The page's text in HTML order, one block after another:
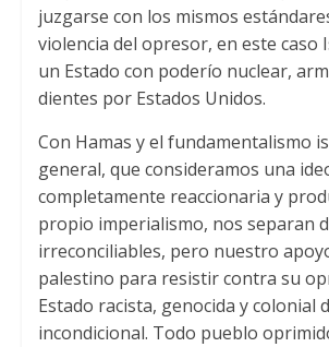
juzgarse con los mismos
violencia del opresor, en este caso
un Estado con poderío nuclear,
dientes por Estados Unidos.
Con Hamas y el fundamentalismo
general, que consideramos una
completamente reaccionaria y
propio imperialismo, nos separan
irreconciliables, pero nuestro
palestino para resistir contra su
Estado racista, genocida y colonial
incondicional. Todo pueblo